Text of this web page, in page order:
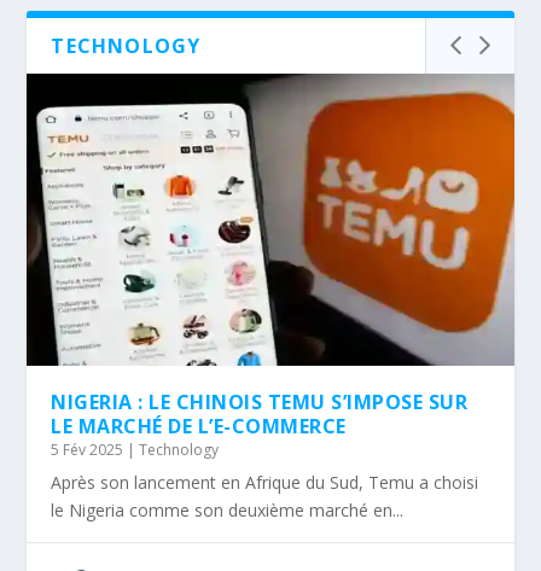
TECHNOLOGY
NIGERIA : LE CHINOIS TEMU S’IMPOSE SUR
LE MARCHÉ DE L’E-COMMERCE
5 Fév 2025 |Technology
Après son lancement en Afrique du Sud, Temu a choisi
le Nigeria comme son deuxième marché en...